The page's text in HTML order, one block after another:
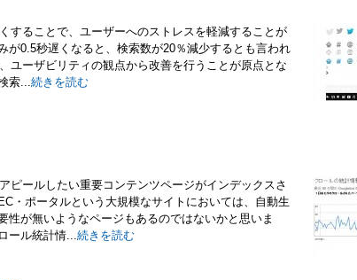
することで、ユーザーへのストレスを軽減することが
が0.5秒遅くなると、検索数が20％減少するとも言われ
ユーザビリティの観点から改善を行うことが原点とな
索...続きを読む
ピールしたい重要コンテンツページがインデックスさ
・ポータルという大規模なサイトにおいては、自動生
が無いようなページもあるのではないかと思いま
ール統計情...続きを読む